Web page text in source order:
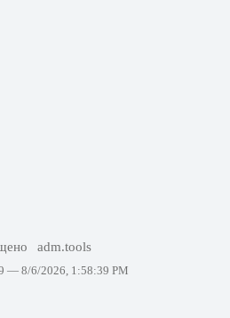
adm.tools
— 8/6/2026, 1:58:39 PM